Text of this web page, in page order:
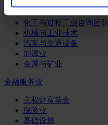
工业
化工与过程工业咨询团队
机械与工业技术
汽车与交通设备
能源业
金属与矿业
金融服务业
主权财富基金
保险业
基础设施